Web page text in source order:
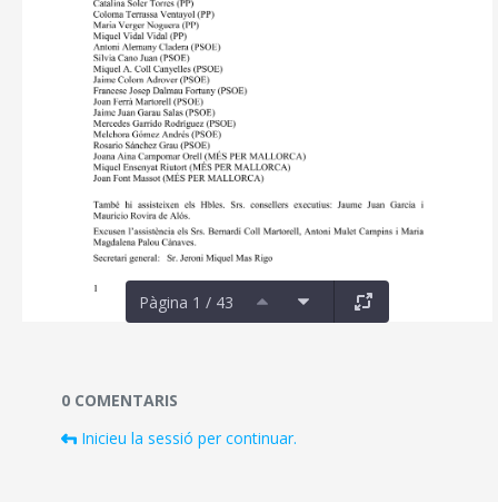
Pàgina 1 / 43
Documents i fitxers multimèdia
0 COMENTARIS
Inicieu la sessió per continuar.